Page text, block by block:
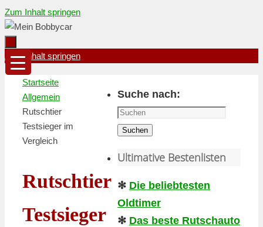
Zum Inhalt springen
Zum Inhalt springen
Startseite
Allgemein
Rutschtier
Testsieger im
Vergleich
Rutschtier
Testsieger
Suche nach:
Suchen
Ultimative Bestenlisten
✻ Die beliebtesten
Oldtimer
✻ Das beste Rutschauto